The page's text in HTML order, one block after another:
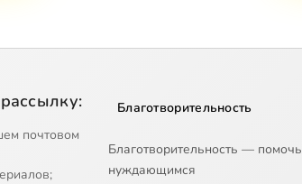
почтовом
Благотворительность
Благотворительность — помочь
нуждающимся